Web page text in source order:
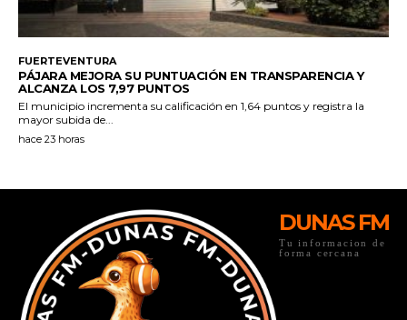
DUNAS FM
Tu informacion de
forma cercana